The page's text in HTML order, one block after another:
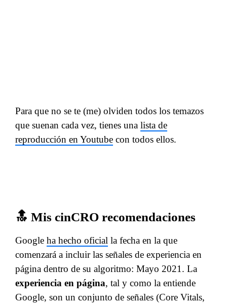
Para que no se te (me) olviden todos los temazos
que suenan cada vez, tienes una lista de
reproducción en Youtube con todos ellos.
🔝 Mis cinCRO recomendaciones
Google ha hecho oficial la fecha en la que
comenzará a incluir las señales de experiencia en
página dentro de su algoritmo: Mayo 2021. La
experiencia en página, tal y como la entiende
Google, son un conjunto de señales (Core Vitals,